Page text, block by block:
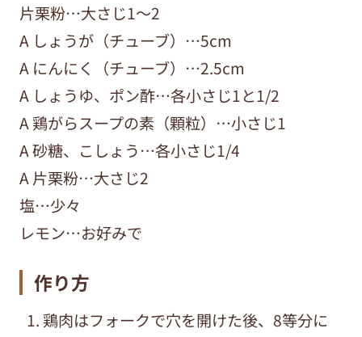
片栗粉…大さじ1～2
A しょうが（チューブ）…5cm
A にんにく（チューブ）…2.5cm
A しょうゆ、ポン酢…各小さじ1と1/2
A 鶏がらスープの素（顆粒）…小さじ1
A 砂糖、こしょう…各小さじ1/4
A 片栗粉…大さじ2
塩…少々
レモン…お好みで
作り方
鶏肉はフォークで穴を開けた後、 8等分に